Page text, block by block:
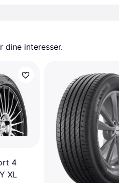
dine interesser.
4
XL